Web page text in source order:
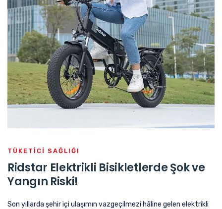
TÜKETICI SAĞLIĞI
Ridstar Elektrikli Bisikletlerde Şok ve
Yangın Riski!
Son yıllarda şehir içi ulaşımın vazgeçilmezi hâline gelen elektrikli